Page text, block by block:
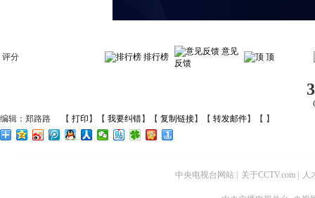
评分 排行榜
意见
反馈
顶
编辑：郑路路
【 打印 】【 我要纠错】【 复制链接】【 转发邮件】【 】
中央电视台网站 关于CCTV.com 人